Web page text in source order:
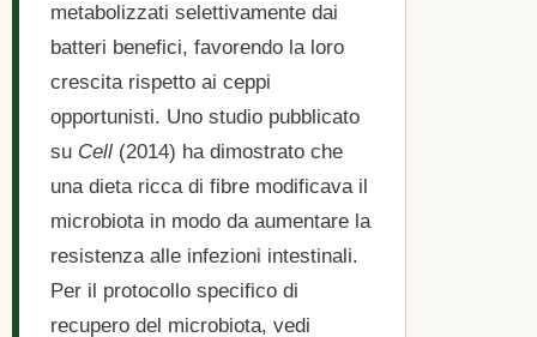
metabolizzati selettivamente dai
batteri benefici, favorendo la loro
crescita rispetto ai ceppi
opportunisti. Uno studio pubblicato
su Cell (2014) ha dimostrato che
una dieta ricca di fibre modificava il
microbiota in modo da aumentare la
resistenza alle infezioni intestinali.
Per il protocollo specifico di
recupero del microbiota, vedi